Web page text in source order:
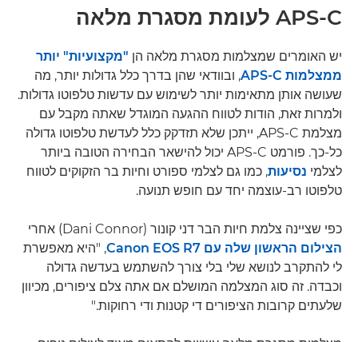
APS-C לעומת מסגרת מלאה
יש האומרים שמצלמות מסגרת מלאה הן "מקצועיות" יותר
ממצלמות APS-C
, ובוודאי שהן בדרך כלל גדולות יותר, מה
שעושה אותן מתאימות יותר לשימוש עם עדשות טלפוטו גדולות.
ולמרות זאת, הודות לטווח ההגעה המוגדל שאתה מקבל עם
מצלמת APS-C, ייתכן שלא תזדקק כלל לעדשת טלפוטו גדולה
כל-כך. פורמט APS-C יכול להישאר הבחירה הטובה ביותר
לצלמי נסיעות, כמו גם לצלמי ספורט וחיות בר הזקוקים לטווח
טלפוטו רב-עוצמה יחד עם חופש תנועה.
כפי שציינה צלמת חיות הבר דני קונור (Dani Connor) אחרי
הצילום הראשון שלה עם Canon EOS R7
, "היא מאפשרת
לי להתקרב לנושא שלי בלי צורך להשתמש בעדשה גדולה
וכבדה. זה סוג המצלמה המושלם אם אתה צלם ציפורים, מכיוון
שלעתים קרובות הציפורים די קטנות ודי רחוקות."